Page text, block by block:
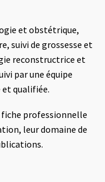
et obstétrique,
suivi de grossesse et
reconstructrice et
par une équipe
qualifiée.
professionnelle
leur domaine de